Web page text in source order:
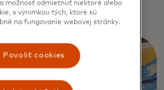
možnosť odmietnuť niektoré alebo
s výnimkou tých, ktoré sú
na fungovanie webovej stránky.
Povoliť cookies